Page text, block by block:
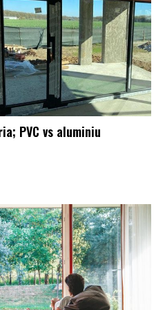
PVC vs aluminiu